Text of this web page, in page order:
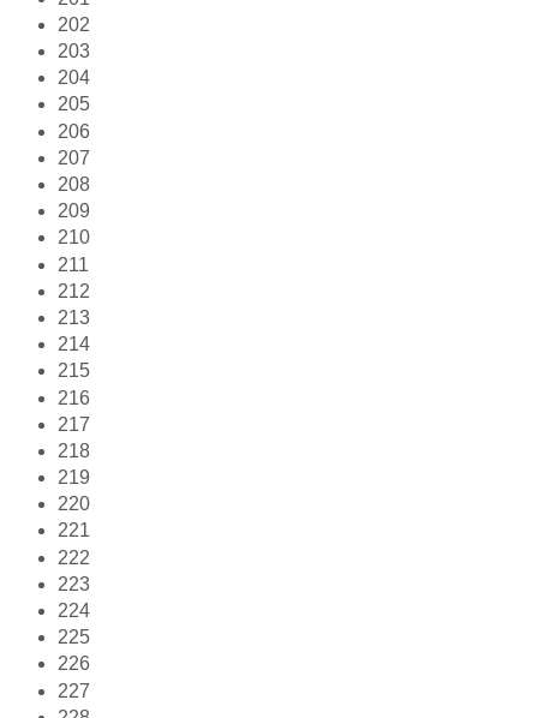
202
203
204
205
206
207
208
209
210
211
212
213
214
215
216
217
218
219
220
221
222
223
224
225
226
227